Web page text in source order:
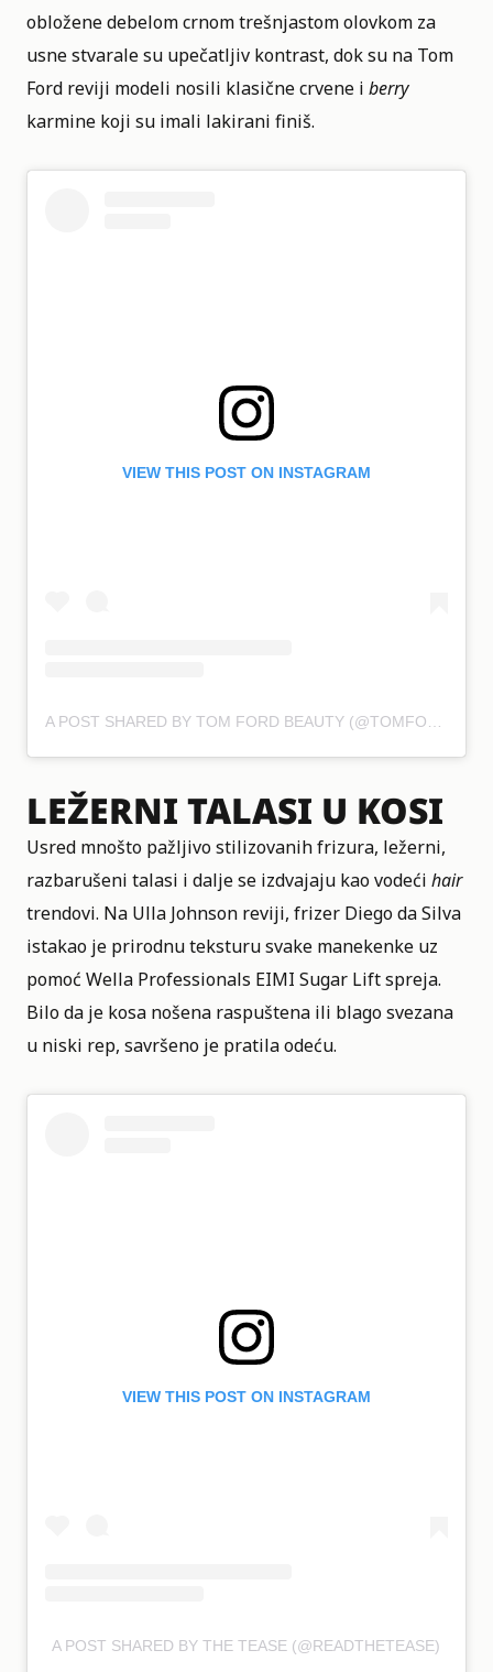
obložene debelom crnom trešnjastom olovkom za
usne stvarale su upečatljiv kontrast, dok su na Tom
Ford reviji modeli nosili klasične crvene i berry
karmine koji su imali lakirani finiš.
VIEW THIS POST ON INSTAGRAM
LEŽERNI TALASI U KOSI
Usred mnošto pažljivo stilizovanih frizura, ležerni,
razbarušeni talasi i dalje se izdvajaju kao vodeći hair
trendovi. Na Ulla Johnson reviji, frizer Diego da Silva
istakao je prirodnu teksturu svake manekenke uz
pomoć Wella Professionals EIMI Sugar Lift spreja.
Bilo da je kosa nošena raspuštena ili blago svezana
u niski rep, savršeno je pratila odeću.
VIEW THIS POST ON INSTAGRAM
A POST SHARED BY THE TEASE (@READTHETEASE)